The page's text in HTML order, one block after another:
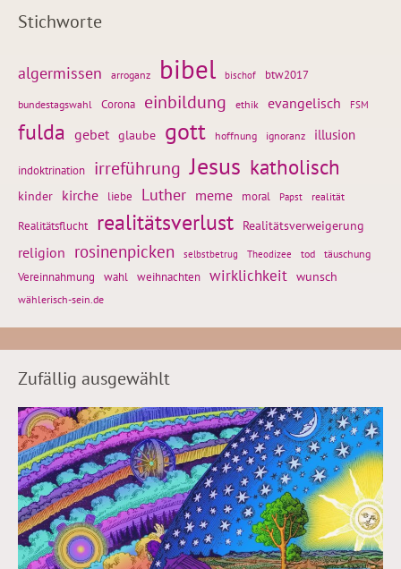
Stichworte
algermissen arroganz bibel bischof btw2017
bundestagswahl Corona einbildung ethik evangelisch FSM
fulda gebet glaube gott hoffnung ignoranz illusion
indoktrination irreführung Jesus katholisch
kinder kirche liebe Luther meme moral Papst realität
Realitätsflucht realitätsverlust Realitätsverweigerung
religion rosinenpicken selbstbetrug Theodizee tod täuschung
Vereinnahmung wahl weihnachten wirklichkeit wunsch
wählerisch-sein.de
Zufällig ausgewählt